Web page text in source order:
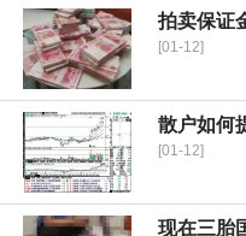
拍卖保证
[01-12]
散户如何
[01-12]
现在三胎